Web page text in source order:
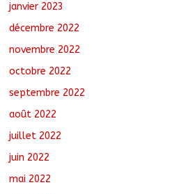
janvier 2023
décembre 2022
novembre 2022
octobre 2022
septembre 2022
août 2022
juillet 2022
juin 2022
mai 2022